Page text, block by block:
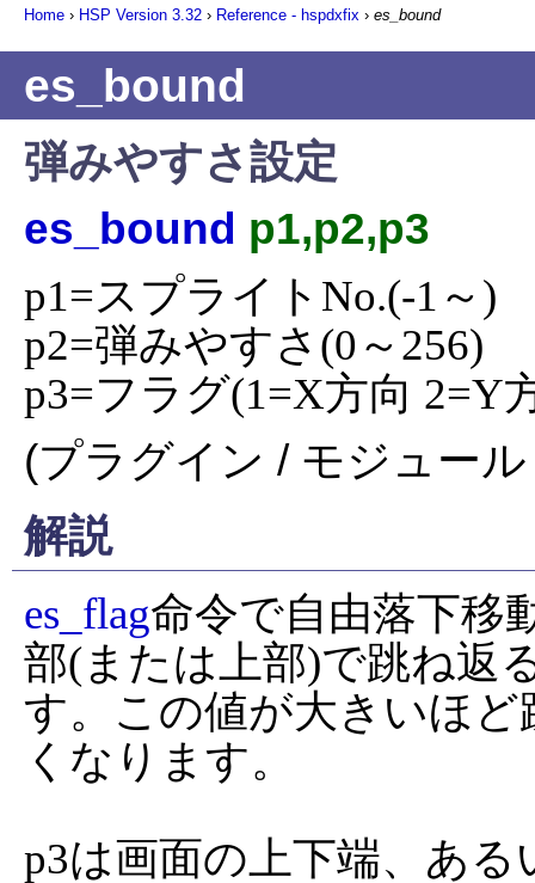
Home › HSP Version 3.32 › Reference - hspdxfix › es_bound
es_bound
弾みやすさ設定
es_bound p1,p2,p3
p1=スプライトNo.(-1～)
p2=弾みやすさ(0～256)
p3=フラグ(1=X方向 2=Y
(プラグイン / モジュー
解説
es_flag命令で自由落下移
部(または上部)で跳ね返
す。この値が大きいほ
くなります。
p3は画面の上下端、あ